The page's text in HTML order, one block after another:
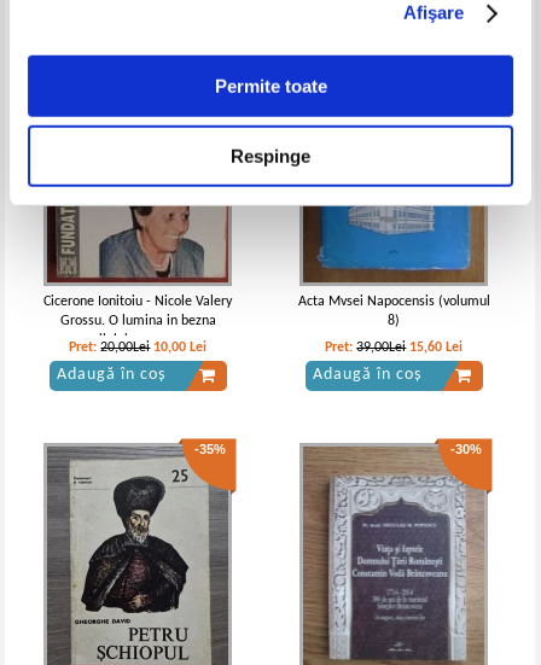
Afişare
Permite toate
Respinge
Cicerone Ionitoiu - Nicole Valery
Grossu. O lumina in bezna
exilului romanesc
Pret:20,00Lei 10,00 Lei
Adaugă în coș
Acta Mvsei Napocensis (volumul
8)
Pret:39,00Lei 15,60 Lei
Adaugă în coș
-35% -30%